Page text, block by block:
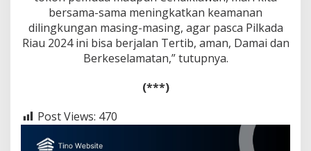
bersama-sama meningkatkan keamanan
dilingkungan masing-masing, agar pasca Pilkada
Riau 2024 ini bisa berjalan Tertib, aman, Damai dan
Berkeselamatan,” tutupnya.
(***)
Post Views: 470